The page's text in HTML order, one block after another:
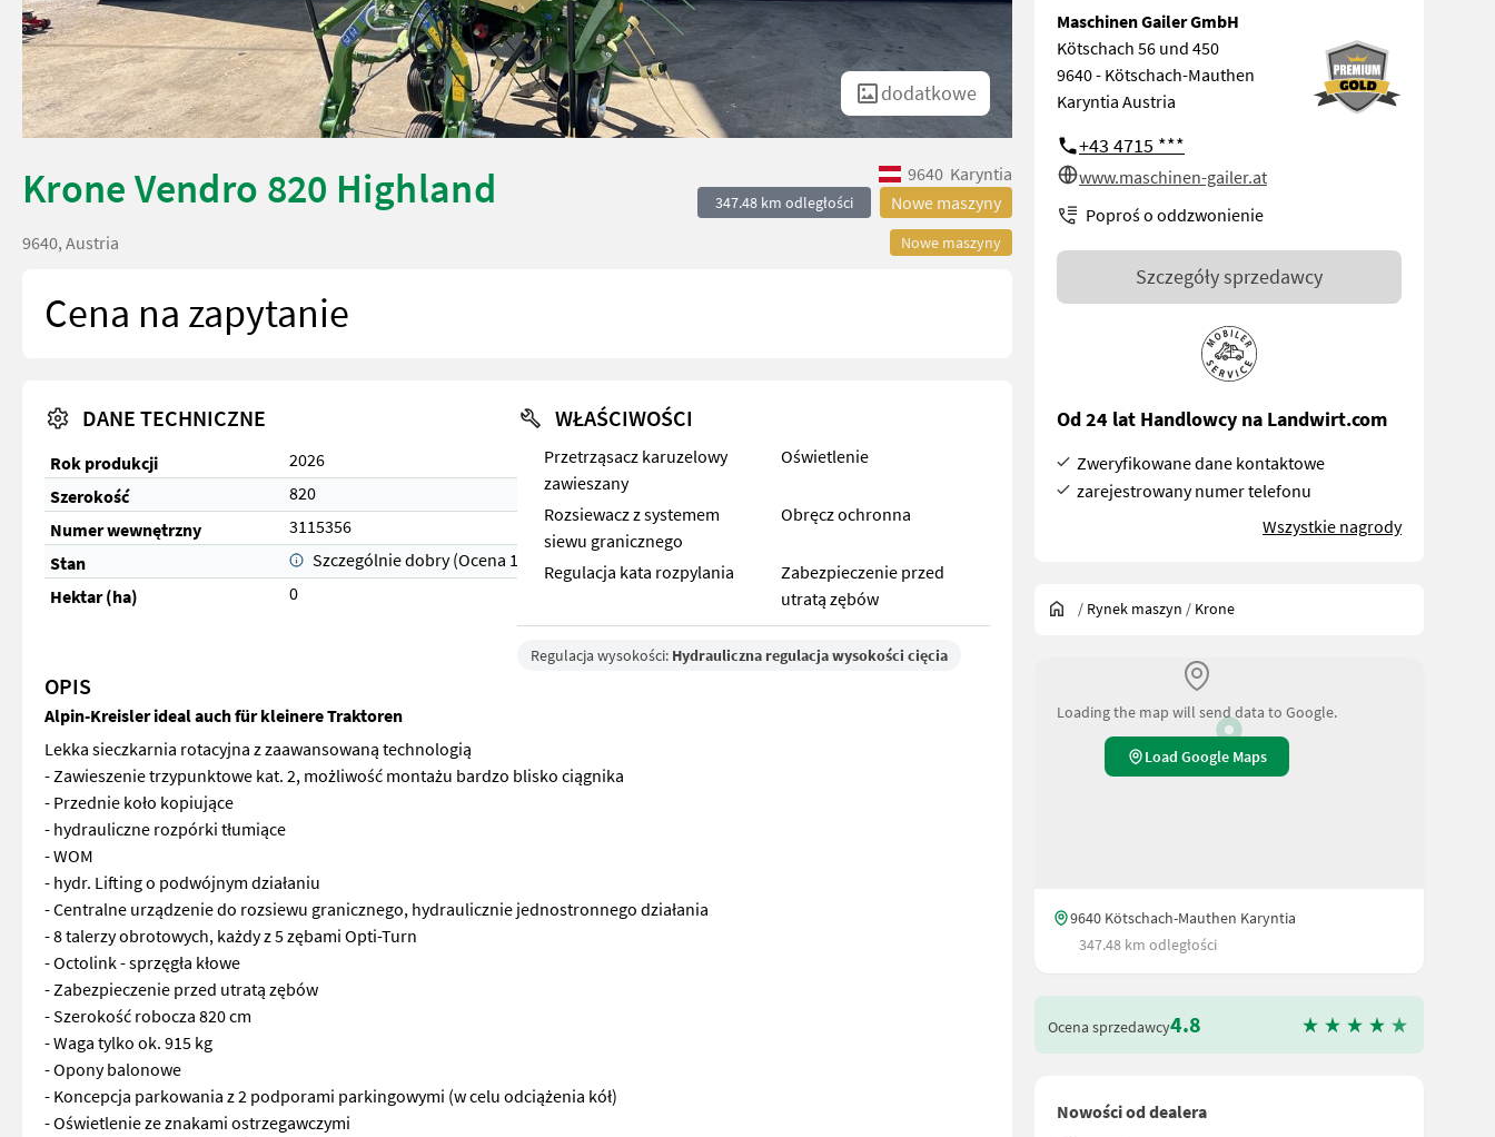
dodatkowe
Krone Vendro 820 Highland 9640 Karyntia
347.48 km odległości Nowe maszyny
Nowe maszyny
9640, Austria
Cena na zapytanie
DANE TECHNICZNE
Rok produkcji
2026
Szerokość
820
Numer wewnętrzny
3115356
Stan
Szczególnie dobry (Ocena 1)
Hektar (ha)
0
WŁAŚCIWOŚCI
Przetrząsacz karuzelowy
zawieszany
Oświetlenie
Rozsiewacz z systemem
siewu granicznego
Obręcz ochronna
Regulacja kata rozpylania
Zabezpieczenie przed
utratą zębów
Regulacja wysokości: Hydrauliczna regulacja wysokości cięcia
OPIS
Alpin-Kreisler ideal auch für kleinere Traktoren
Lekka sieczkarnia rotacyjna z zaawansowaną technologią
- Zawieszenie trzypunktowe kat. 2, możliwość montażu bardzo blisko ciągnika
- Przednie koło kopiujące
- hydrauliczne rozpórki tłumiące
- WOM
- hydr. Lifting o podwójnym działaniu
- Centralne urządzenie do rozsiewu granicznego, hydraulicznie jednostronnego działania
- 8 talerzy obrotowych, każdy z 5 zębami Opti-Turn
- Octolink - sprzęgła kłowe
- Zabezpieczenie przed utratą zębów
- Szerokość robocza 820 cm
- Waga tylko ok. 915 kg
- Opony balonowe
- Koncepcja parkowania z 2 podporami parkingowymi (w celu odciążenia kół)
- Oświetlenie ze znakami ostrzegawczymi
Maschinen Gailer GmbH
Kötschach 56 und 450
9640 - Kötschach-Mauthen
Karyntia Austria
+43 4715 ***
www.maschinen-gailer.at
Poproś o oddzwonienie
Szczegóły sprzedawcy
Od 24 lat Handlowcy na Landwirt.com
Zweryfikowane dane kontaktowe
zarejestrowany numer telefonu
Wszystkie nagrody
/ Rynek maszyn / Krone
Loading the map will send data to Google.
Load Google Maps
9640 Kötschach-Mauthen Karyntia
347.48 km odległości
Ocena sprzedawcy4.8
Nowości od dealera